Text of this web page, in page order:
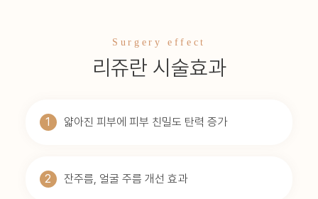
Surgery effect
리쥬란 시술효과
1 얇아진 피부에 피부 친밀도 탄력 증가
2 잔주름, 얼굴 주름 개선 효과